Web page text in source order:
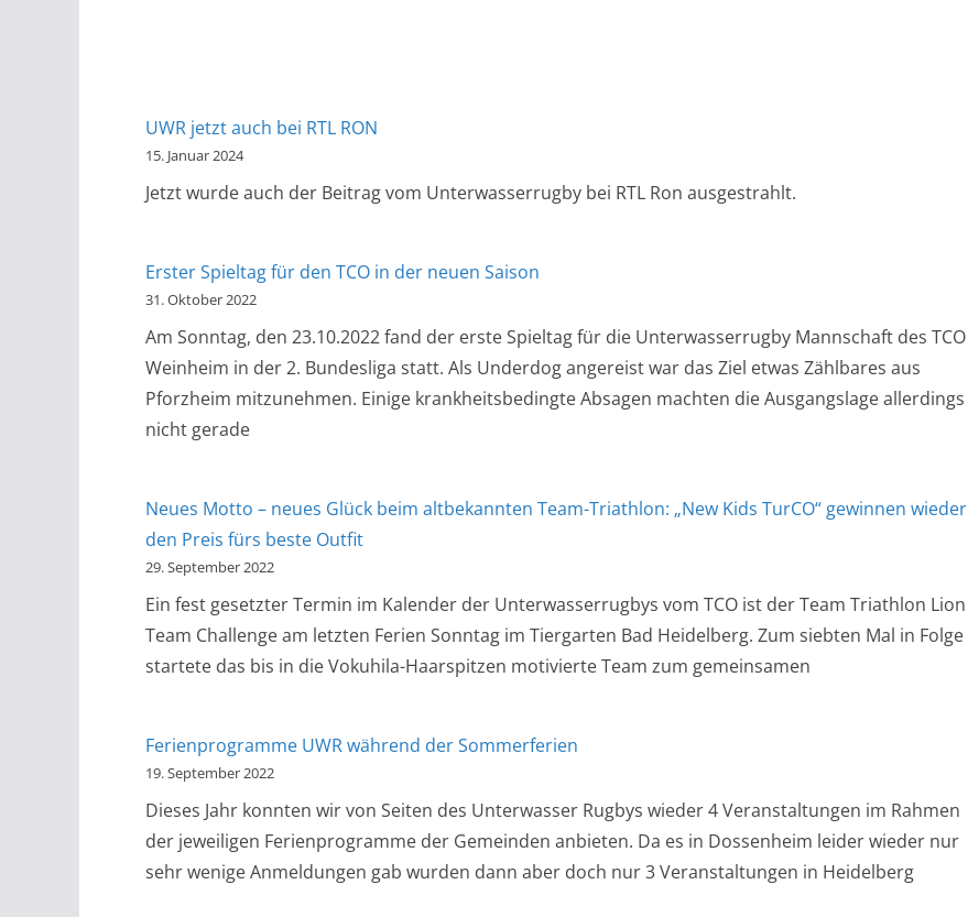
UWR jetzt auch bei RTL RON
15. Januar 2024
Jetzt wurde auch der Beitrag vom Unterwasserrugby bei RTL Ron ausgestrahlt.
Erster Spieltag für den TCO in der neuen Saison
31. Oktober 2022
Am Sonntag, den 23.10.2022 fand der erste Spieltag für die Unterwasserrugby Mannschaft des TCO
Weinheim in der 2. Bundesliga statt. Als Underdog angereist war das Ziel etwas Zählbares aus
Pforzheim mitzunehmen. Einige krankheitsbedingte Absagen machten die Ausgangslage allerdings
nicht gerade
Neues Motto – neues Glück beim altbekannten Team-Triathlon: „New Kids TurCO“ gewinnen wieder
den Preis fürs beste Outfit
29. September 2022
Ein fest gesetzter Termin im Kalender der Unterwasserrugbys vom TCO ist der Team Triathlon Lion
Team Challenge am letzten Ferien Sonntag im Tiergarten Bad Heidelberg. Zum siebten Mal in Folge
startete das bis in die Vokuhila-Haarspitzen motivierte Team zum gemeinsamen
Ferienprogramme UWR während der Sommerferien
19. September 2022
Dieses Jahr konnten wir von Seiten des Unterwasser Rugbys wieder 4 Veranstaltungen im Rahmen
der jeweiligen Ferienprogramme der Gemeinden anbieten. Da es in Dossenheim leider wieder nur
sehr wenige Anmeldungen gab wurden dann aber doch nur 3 Veranstaltungen in Heidelberg